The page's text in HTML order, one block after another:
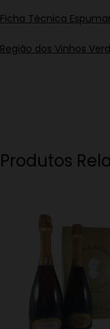
Ficha Técnica
Região dos Vinhos
Produtos